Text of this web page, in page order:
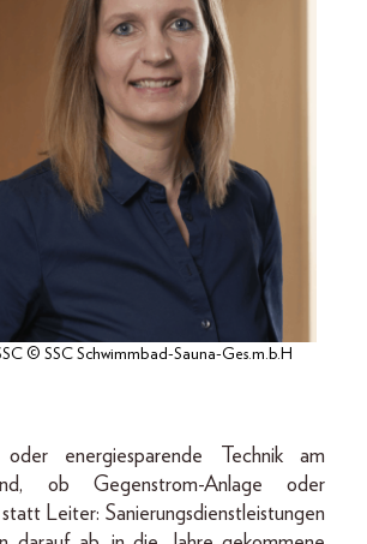
© SSC Schwimmbad-Sauna-Ges.m.b.H
energiesparende Technik am
ob Gegenstrom-Anlage oder
Leiter: Sanierungsdienstleistungen